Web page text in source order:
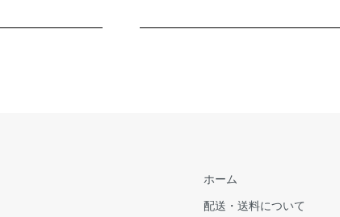
ホーム
配送・送料について